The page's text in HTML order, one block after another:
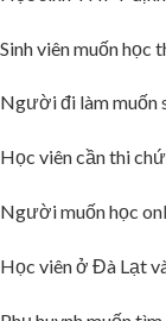
Sinh viên muốn học
Người đi làm muốn
Học viên cần thi
Người muốn học
Học viên ở Đà Lạt